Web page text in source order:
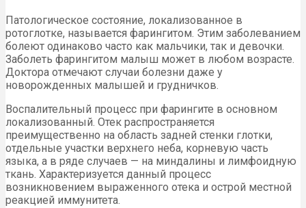
Патологическое состояние, локализованное в
ротоглотке, называется фарингитом. Этим заболеванием
болеют одинаково часто как мальчики, так и девочки.
Заболеть фарингитом малыш может в любом возрасте.
Доктора отмечают случаи болезни даже у
новорожденных малышей и грудничков.
Воспалительный процесс при фарингите в основном
локализованный. Отек распространяется
преимущественно на область задней стенки глотки,
отдельные участки верхнего неба, корневую часть
языка, а в ряде случаев — на миндалины и лимфоидную
ткань. Характеризуется данный процесс
возникновением выраженного отека и острой местной
реакцией иммунитета.